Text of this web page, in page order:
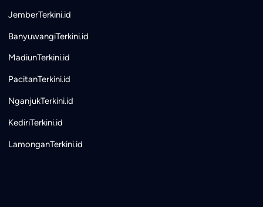
JemberTerkini.id
BanyuwangiTerkini.id
MadiunTerkini.id
PacitanTerkini.id
NganjukTerkini.id
KediriTerkini.id
LamonganTerkini.id